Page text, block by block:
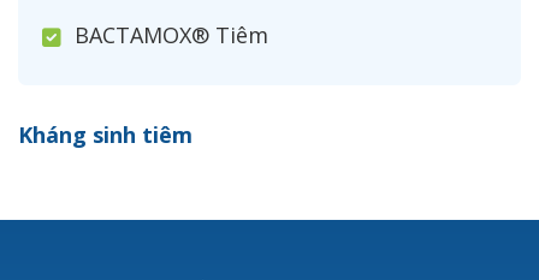
BACTAMOX® Tiêm
Ceftizoxim®
Kháng sinh tiêm